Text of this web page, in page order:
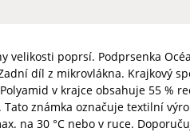
poprsí. Podprsenka
díl z mikrovlákna. Krajkový
v krajce obsahuje 55 %
známka označuje textilní
na 30 °C nebo v ruce.